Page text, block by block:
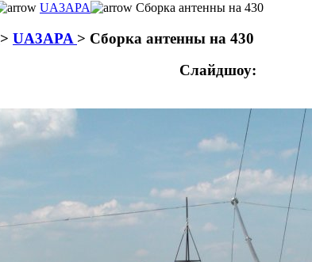
UA3APA Сборка антенны на 430
> UA3APA > Сборка антенны на 430
Слайдшоу: